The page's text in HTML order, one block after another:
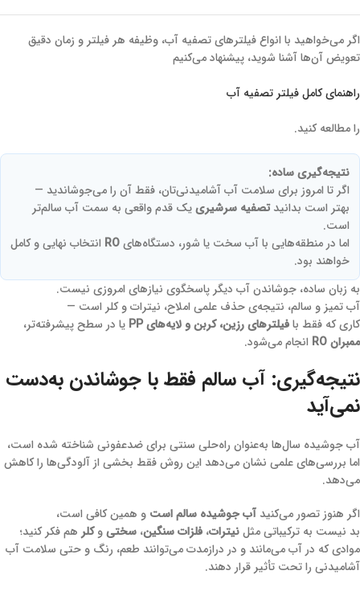
اگر می‌خواهید با انواع فیلترهای تصفیه آب، وظیفه هر فیلتر و زمان دقیق
تعویض آن‌ها آشنا شوید، پیشنهاد می‌کنیم
راهنمای کامل فیلتر تصفیه آب
را مطالعه کنید.
نتیجه‌گیری ساده:
اگر تا امروز برای سلامت آب آشامیدنی‌تان، فقط آن را می‌جوشاندید —
بهتر است بدانیدتصفیه سرشیرییک قدم واقعی به سمت آب سالم‌تر
است.
اما در منطقه‌هایی با آب سخت یا شور، دستگاه‌هایRO انتخاب نهایی و کامل
خواهند بود.
به زبان ساده، جوشاندن آب دیگر پاسخگوی نیازهای امروزی نیست.
آب تمیز و سالم، نتیجه‌ی حذف علمی املاح، نیترات و کلر است —
کاری که فقط بافیلترهای رزین، کربن و لایه‌های PP
یا در سطح پیشرفته‌تر،
ممبران RO
انجام می‌شود.
نتیجه‌گیری: آب سالم فقط با جوشاندن به‌دست
نمی‌آید
آب جوشیده سال‌ها به‌عنوان راه‌حلی سنتی برای ضدعفونی شناخته شده است،
اما بررسی‌های علمی نشان می‌دهد این روش فقط بخشی از آلودگی‌ها را کاهش
می‌دهد.
اگر هنوز تصور می‌کنید آب جوشیده سالم است و همین کافی است،
بد نیست به ترکیباتی مثلنیترات، فلزات سنگین، سختیوکلر هم فکر کنید؛
موادی که در آب می‌مانند و در درازمدت می‌توانند طعم، رنگ و حتی سلامت آب
آشامیدنی را تحت تأثیر قرار دهند.